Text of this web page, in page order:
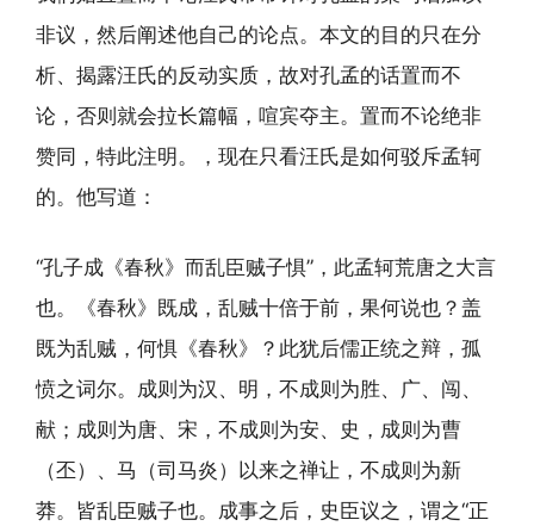
非议，然后阐述他自己的论点。本文的目的只在分
析、揭露汪氏的反动实质，故对孔孟的话置而不
论，否则就会拉长篇幅，喧宾夺主。置而不论绝非
赞同，特此注明。，现在只看汪氏是如何驳斥孟轲
的。他写道：
“孔子成《春秋》而乱臣贼子惧”，此孟轲荒唐之大言
也。《春秋》既成，乱贼十倍于前，果何说也？盖
既为乱贼，何惧《春秋》？此犹后儒正统之辩，孤
愤之词尔。成则为汉、明，不成则为胜、广、闯、
献；成则为唐、宋，不成则为安、史，成则为曹
（丕）、马（司马炎）以来之禅让，不成则为新
莽。皆乱臣贼子也。成事之后，史臣议之，谓之“正